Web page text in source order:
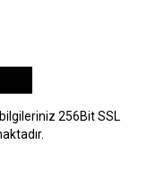
256Bit SSL